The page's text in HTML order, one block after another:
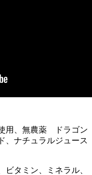
用、無農薬 ドラゴン
、ナチュラルジュース
タミン、ミネラル、